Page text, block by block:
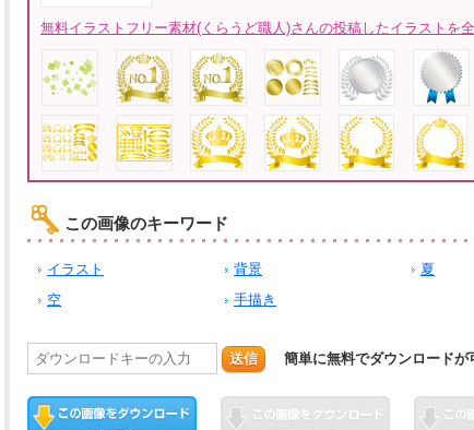
無料イラストフリー素材(くらうど職人)さんの投稿したイラストを全
この画像のキーワード
イラスト 背景 夏
空
手描き
送信 簡単に無料でダウンロード